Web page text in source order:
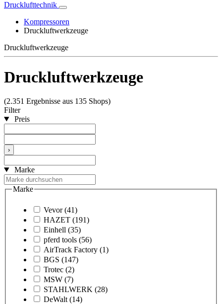
Drucklufttechnik
Kompressoren
Druckluftwerkzeuge
Druckluftwerkzeuge
Druckluftwerkzeuge
(2.351 Ergebnisse aus 135 Shops)
Filter
Preis
›
Marke
Marke
Vevor (41)
HAZET (191)
Einhell (35)
pferd tools (56)
AirTrack Factory (1)
BGS (147)
Trotec (2)
MSW (7)
STAHLWERK (28)
DeWalt (14)